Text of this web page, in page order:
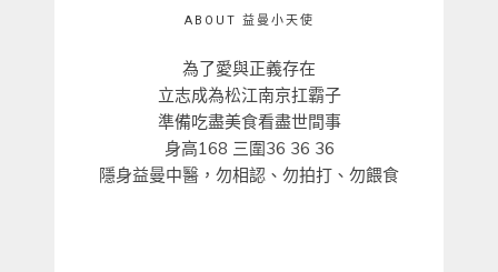
ABOUT 益曼小天使
為了愛與正義存在
立志成為松江南京扛霸子
準備吃盡美食看盡世間事
身高168 三圍36 36 36
隱身益曼中醫，勿相認、勿拍打、勿餵食